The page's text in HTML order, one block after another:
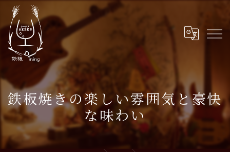
鉄板焼きの楽しい雰囲気と豪快
な味わい